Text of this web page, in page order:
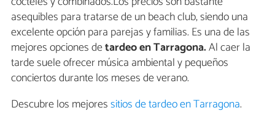
asequibles para tratarse de un beach club, siendo una
excelente opción para parejas y familias. Es una de las
mejores opciones detardeo en Tarragona.Al caer la
tarde suele ofrecer música ambiental y pequeños
conciertos durante los meses de verano.
Descubre los mejoressitios de tardeo en Tarragona.